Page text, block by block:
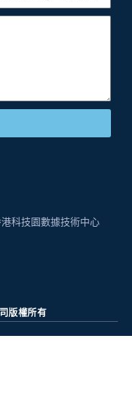
科技園數據技術中心
版權所有